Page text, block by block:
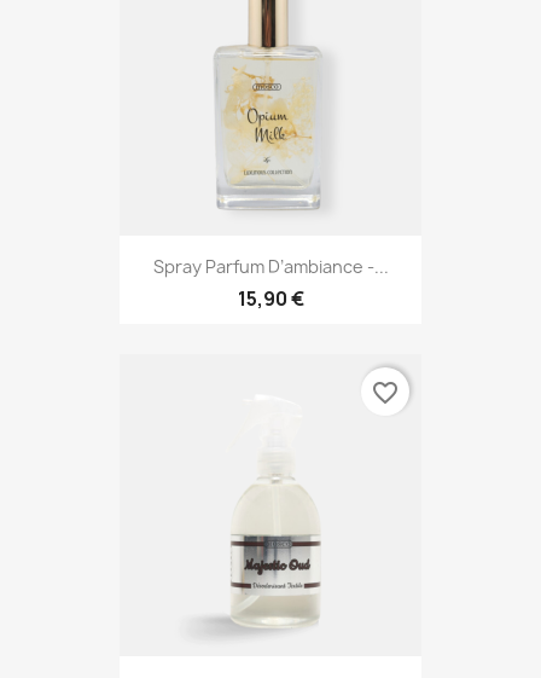
Spray Parfum D’ambiance -...
15,90 €
favorite_border